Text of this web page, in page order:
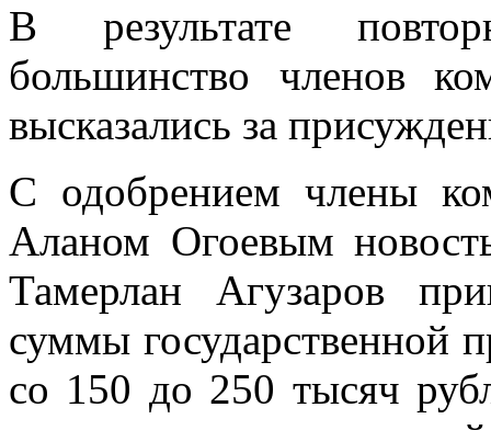
В результате
большинство членов
высказались за
С одобрением члены
Аланом Огоевым
Тамерлан Агузаров
суммы государственной
со 150 до 250 тысяч